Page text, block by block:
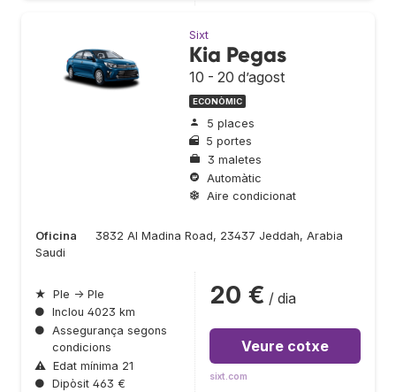
Sixt
Kia Pegas
10 - 20 d’agost
ECONÒMIC
5 places
5 portes
3 maletes
Automàtic
Aire condicionat
Oficina
3832 Al Madina Road, 23437 Jeddah, Arabia
Saudi
★ Ple → Ple
● Inclou 4023 km
● Assegurança segons
condicions
⚠ Edat mínima 21
● Dipòsit 463 €
20 € / dia
Veure cotxe
sixt.com